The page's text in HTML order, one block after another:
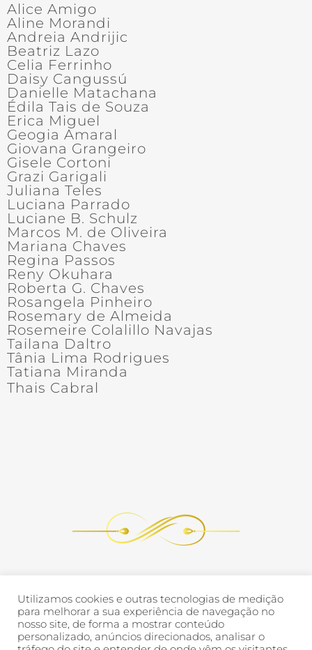
Alice Amigo
Aline Morandi
Andreia Andrijic
Beatriz Lazo
Celia Ferrinho
Daisy Cangussú
Danielle Matachana
Édila Tais de Souza
Erica Miguel
Geogia Amaral
Giovana Grangeiro
Gisele Cortoni
Grazi Garigali
Juliana Teles
Luciana Parrado
Luciane B. Schulz
Marcos M. de Oliveira
Mariana Chaves
Regina Passos
Reny Okuhara
Roberta G. Chaves
Rosangela Pinheiro
Rosemary de Almeida
Rosemeire Colalillo Navajas
Tailana Daltro
Tânia Lima Rodrigues
Tatiana Miranda
Thais Cabral
Utilizamos cookies e outras tecnologias de medição
para melhorar a sua experiência de navegação no
nosso site, de forma a mostrar conteúdo
personalizado, anúncios direcionados, analisar o